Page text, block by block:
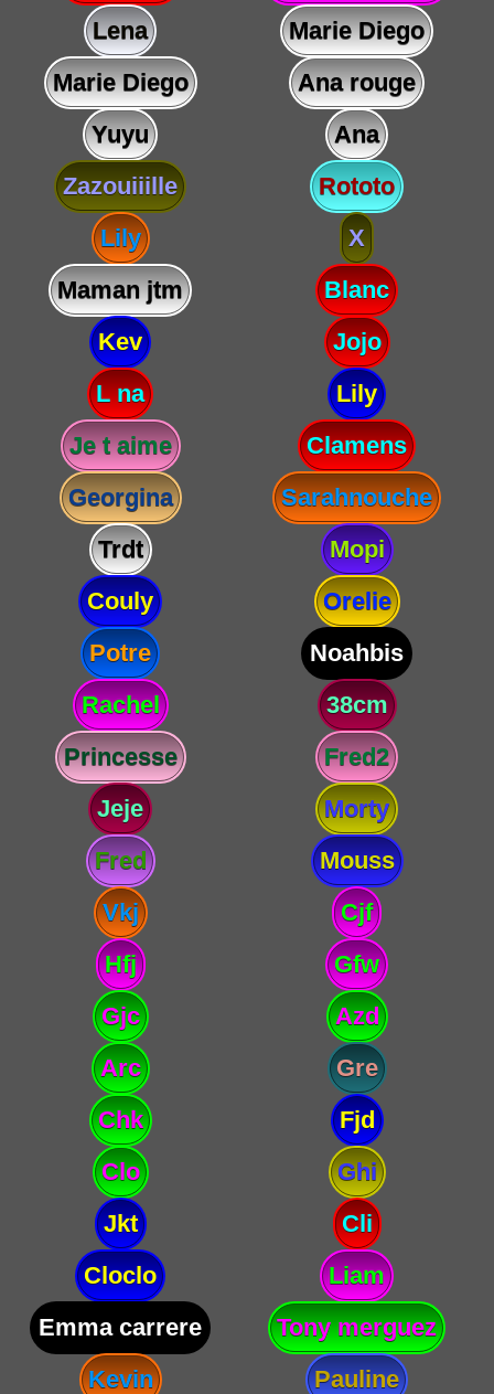
Lena
Marie Diego
Marie Diego
Ana rouge
Yuyu
Ana
Zazouiiille
Rototo
Lily
X
Maman jtm
Blanc
Kev
Jojo
L na
Lily
Je t aime
Clamens
Georgina
Sarahnouche
Trdt
Mopi
Couly
Orelie
Potre
Noahbis
Rachel
38cm
Princesse
Fred2
Jeje
Morty
Fred
Mouss
Vkj
Cjf
Hfj
Gfw
Gjc
Azd
Arc
Gre
Chk
Fjd
Clo
Ghi
Jkt
Cli
Cloclo
Liam
Emma carrere
Tony merguez
Kevin
Pauline